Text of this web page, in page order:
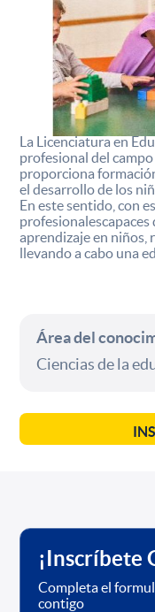
La Licenciatura en
profesional del
proporciona
el desarrollo de los
En este sentido, con
aprendizaje en niños,
llevando a cabo una
Área del
Ciencias de la
¡Inscríbete
Completa el
contigo